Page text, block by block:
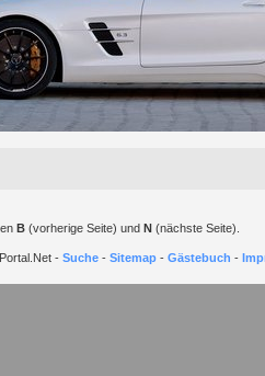
B (vorherige Seite) und N (nächste Seite).
- Suche - Sitemap - Gästebuch -